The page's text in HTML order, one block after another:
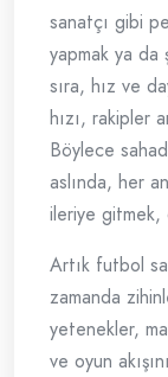
sanatçı gibi
yapmak ya da
sıra, hız ve
hızı, rakipler
Böylece
aslında, her
ileriye gitmek,
Artık futbol
zamanda
yetenekler,
ve oyun